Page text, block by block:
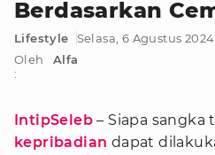
Berdasarkan
Lifestyle
Selasa, 6 Agustus
Oleh
:
Alfa
IntipSeleb – Siapa sangka
kepribadian dapat